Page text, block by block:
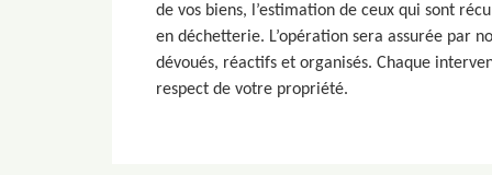
de vos biens, l’estimation de ceux qui sont
en déchetterie. L’opération sera assurée par
dévoués, réactifs et organisés. Chaque
respect de votre propriété.